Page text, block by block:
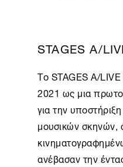
STAGES A/
ΤοSTAGES A/LIVE
2021 ως μια
για την
μουσικών σκηνών,
ανέβασαν την